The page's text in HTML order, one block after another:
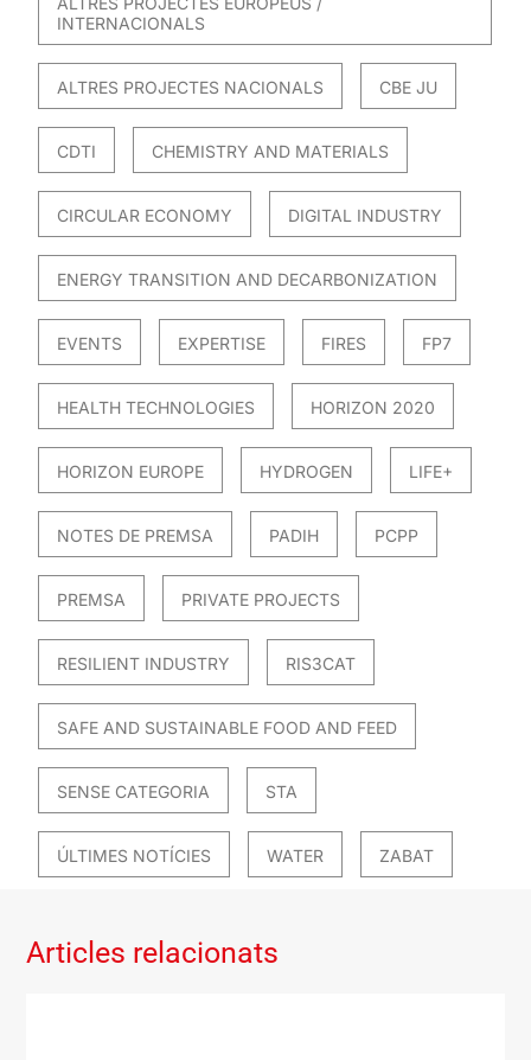
INTERNACIONALS
ALTRES PROJECTES NACIONALS CBE JU
CDTI CHEMISTRY AND MATERIALS
CIRCULAR ECONOMY DIGITAL INDUSTRY
ENERGY TRANSITION AND DECARBONIZATION
EVENTS EXPERTISE FIRES FP7
HEALTH TECHNOLOGIES HORIZON 2020
HORIZON EUROPE HYDROGEN LIFE+
NOTES DE PREMSA PADIH PCPP
PREMSA PRIVATE PROJECTS
RESILIENT INDUSTRY RIS3CAT
SAFE AND SUSTAINABLE FOOD AND FEED
SENSE CATEGORIA STA
ÚLTIMES NOTÍCIES WATER ZABAT
Articles relacionats